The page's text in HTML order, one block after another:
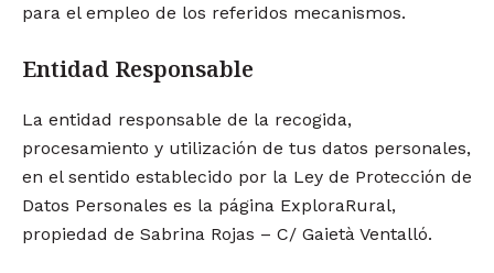
para el empleo de los referidos mecanismos.
Entidad Responsable
La entidad responsable de la recogida,
procesamiento y utilización de tus datos personales,
en el sentido establecido por la Ley de Protección de
Datos Personales es la página ExploraRural,
propiedad de Sabrina Rojas – C/ Gaietà Ventalló.